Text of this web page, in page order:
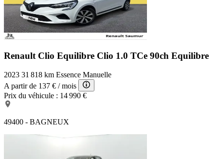
Renault Clio Equilibre Clio 1.0 TCe 90ch Equilibre
2023 31 818 km Essence Manuelle
A partir de 137 € / mois
Prix du véhicule : 14 990 €
49400 - BAGNEUX